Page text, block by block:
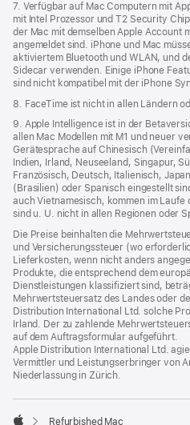
7. Verfügbar auf Mac Computern mit
mit Intel Prozessor und T2 Security
der Mac mit demselben Apple Account
angemeldet sind. iPhone und Mac
aktiviertem Bluetooth und WLAN, und
Sidecar verwenden. Einige iPhone
sind nicht kompatibel mit der iPhone
8. FaceTime ist nicht in allen Ländern
9. Apple Intelligence ist in der
allen Mac Modellen mit M1 und neuer
Gerätesprache auf Chinesisch
Indien, Irland, Neuseeland, Singapur,
Französisch, Deutsch, Italienisch,
(Brasilien) oder Spanisch eingestellt
auch Vietnamesisch, kommen im Laufe
sind u. U. nicht in allen Regionen oder
Die Preise beinhalten die
und Versicherungssteuer (wo
Lieferkosten, wenn nicht anders
Produkte, die entsprechend dem
Dienstleistungen klassifiziert sind,
Mehrwertsteuersatz des Landes oder
Distribution International Ltd. solche
Irland. Der zu zahlende
auf dem Auftragsformular aufgeführt.
Apple Distribution International Ltd.
Vermittler und Leistungserbringer von
Niederlassung in Zürich.
Refurbished Mac